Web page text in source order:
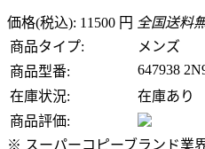
価格(税込): 11500 円 全国送料
商品タイプ:
メンズ
商品型番:
647938
在庫状況:
在庫あり
商品評価:
※ スーパーコピーブランド業